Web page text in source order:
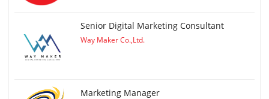
Senior Digital Marketing Consultant
Way Maker Co.,Ltd.
Marketing Manager